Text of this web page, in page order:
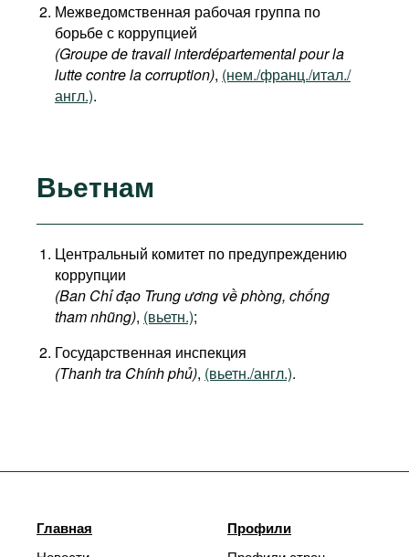
Межведомственная рабочая группа по
борьбе с коррупцией
(Groupe de travail interdépartemental pour la
lutte contre la corruption), (нем./франц./итал./
англ.).
Вьетнам
Центральный комитет по предупреждению
коррупции
(Ban Chỉ đạo Trung ương về phòng, chống
tham nhũng), (вьетн.);
Государственная инспекция
(Thanh tra Chính phủ), (вьетн./англ.).
Главная Профили